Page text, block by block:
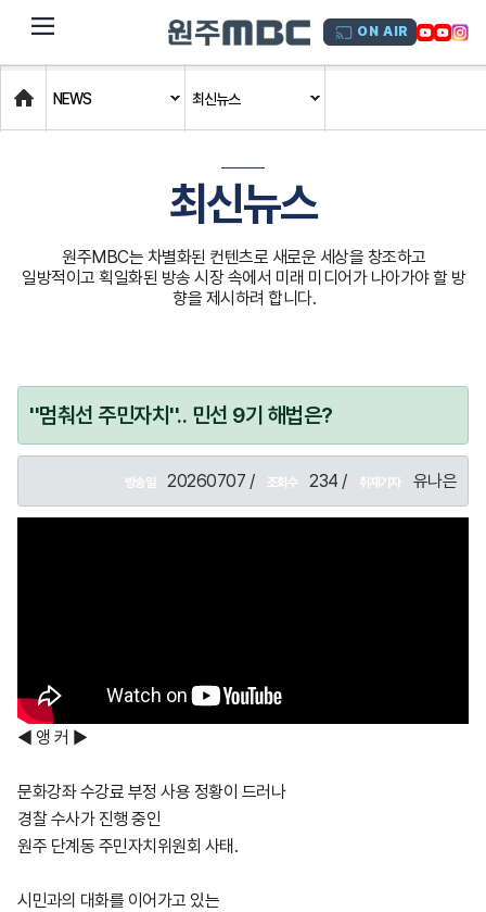
dehaze ON AIR
Home
NEWS 최신뉴스
최신뉴스
원주MBC는 차별화된 컨텐츠로 새로운 세상을 창조하고
일방적이고 획일화된 방송 시장 속에서 미래 미디어가 나아가야 할 방
향을 제시하려 합니다.
''멈춰선 주민자치''.. 민선 9기 해법은?
방송일 20260707 / 조회수 234 / 취재기자 유나은
◀ 앵 커 ▶
문화강좌 수강료 부정 사용 정황이 드러나
경찰 수사가 진행 중인
원주 단계동 주민자치위원회 사태.
시민과의 대화를 이어가고 있는